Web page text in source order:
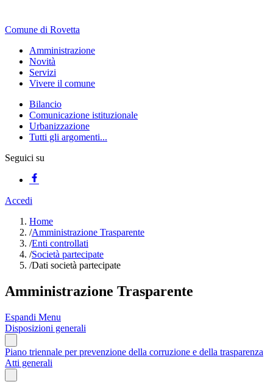
Comune di Rovetta
Amministrazione
Novità
Servizi
Vivere il comune
Bilancio
Comunicazione istituzionale
Urbanizzazione
Tutti gli argomenti...
Seguici su
Accedi
Home
/Amministrazione Trasparente
/Enti controllati
/Società partecipate
/Dati società partecipate
Amministrazione Trasparente
Espandi Menu
Disposizioni generali
Piano triennale per prevenzione della corruzione e della trasparenza
Atti generali